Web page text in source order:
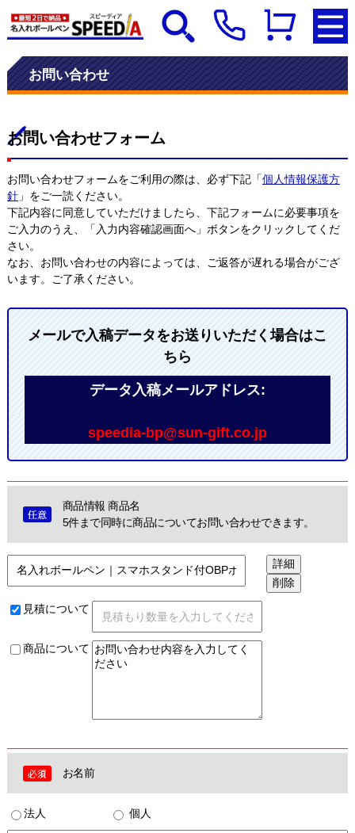
お問い合わせ
お問い合わせフォーム
お問い合わせフォームをご利用の際は、必ず下記「個人情報保護方
針」をご一読ください。
下記内容に同意していただけましたら、下記フォームに必要事項を
ご入力のうえ、「入力内容確認画面へ」ボタンをクリックしてくだ
さい。
なお、お問い合わせの内容によっては、ご返答が遅れる場合がござ
います。ご了承ください。
メールで入稿データをお送りいただく場合はこ
ちら
データ入稿メールアドレス:
speedia-bp@sun-gift.co.jp
商品情報 商品名
5件まで同時に商品についてお問い合わせできます。
見積について
商品について
お名前
法人 個人